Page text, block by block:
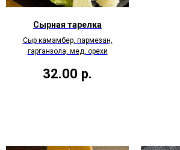
Сырная тарелка
Сыр камамбер, пармезан,
гарганзола, мед, орехи
32.00 р.